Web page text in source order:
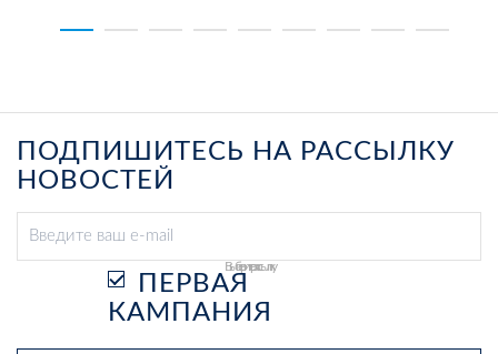
ПОДПИШИТЕСЬ НА РАССЫЛКУ
НОВОСТЕЙ
Выберите рассылку
ПЕРВАЯ
КАМПАНИЯ